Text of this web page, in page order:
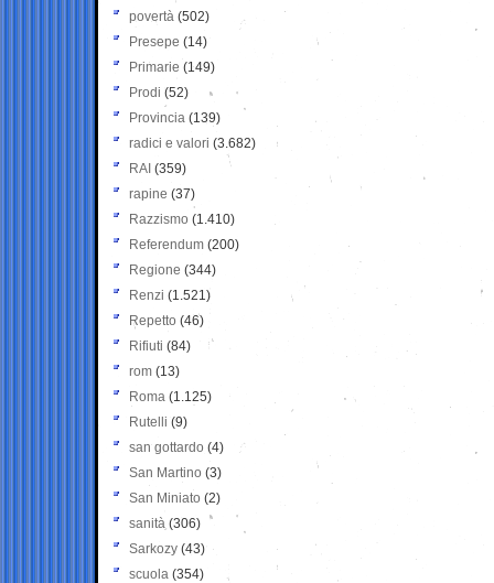
povertà (502)
Presepe (14)
Primarie (149)
Prodi (52)
Provincia (139)
radici e valori (3.682)
RAI (359)
rapine (37)
Razzismo (1.410)
Referendum (200)
Regione (344)
Renzi (1.521)
Repetto (46)
Rifiuti (84)
rom (13)
Roma (1.125)
Rutelli (9)
san gottardo (4)
San Martino (3)
San Miniato (2)
sanità (306)
Sarkozy (43)
scuola (354)